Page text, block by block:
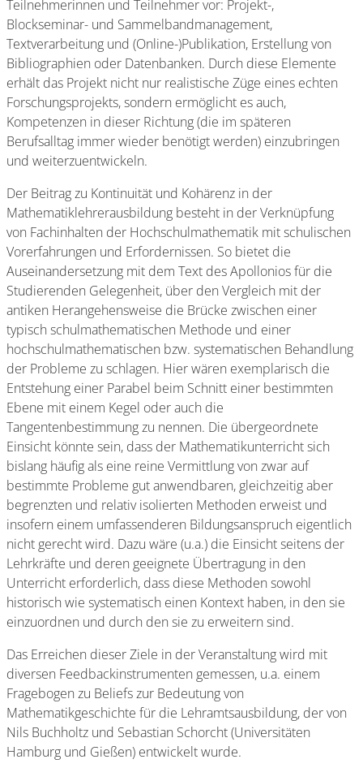
Teilnehmerinnen und Teilnehmer vor: Projekt-,
Blockseminar- und Sammelbandmanagement,
Textverarbeitung und (Online-)Publikation, Erstellung von
Bibliographien oder Datenbanken. Durch diese Elemente
erhält das Projekt nicht nur realistische Züge eines echten
Forschungsprojekts, sondern ermöglicht es auch,
Kompetenzen in dieser Richtung (die im späteren
Berufsalltag immer wieder benötigt werden) einzubringen
und weiterzuentwickeln.
Der Beitrag zu Kontinuität und Kohärenz in der
Mathematiklehrerausbildung besteht in der Verknüpfung
von Fachinhalten der Hochschulmathematik mit schulischen
Vorerfahrungen und Erfordernissen. So bietet die
Auseinandersetzung mit dem Text des Apollonios für die
Studierenden Gelegenheit, über den Vergleich mit der
antiken Herangehensweise die Brücke zwischen einer
typisch schulmathematischen Methode und einer
hochschulmathematischen bzw. systematischen Behandlung
der Probleme zu schlagen. Hier wären exemplarisch die
Entstehung einer Parabel beim Schnitt einer bestimmten
Ebene mit einem Kegel oder auch die
Tangentenbestimmung zu nennen. Die übergeordnete
Einsicht könnte sein, dass der Mathematikunterricht sich
bislang häufig als eine reine Vermittlung von zwar auf
bestimmte Probleme gut anwendbaren, gleichzeitig aber
begrenzten und relativ isolierten Methoden erweist und
insofern einem umfassenderen Bildungsanspruch eigentlich
nicht gerecht wird. Dazu wäre (u.a.) die Einsicht seitens der
Lehrkräfte und deren geeignete Übertragung in den
Unterricht erforderlich, dass diese Methoden sowohl
historisch wie systematisch einen Kontext haben, in den sie
einzuordnen und durch den sie zu erweitern sind.
Das Erreichen dieser Ziele in der Veranstaltung wird mit
diversen Feedbackinstrumenten gemessen, u.a. einem
Fragebogen zu Beliefs zur Bedeutung von
Mathematikgeschichte für die Lehramtsausbildung, der von
Nils Buchholtz und Sebastian Schorcht (Universitäten
Hamburg und Gießen) entwickelt wurde.